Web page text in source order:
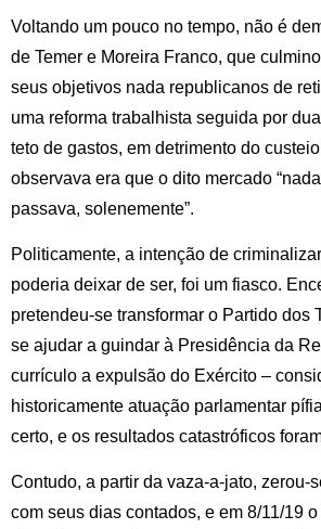
Voltando um pouco no tempo, não é
de Temer e Moreira Franco, que
seus objetivos nada republicanos de
uma reforma trabalhista seguida por
teto de gastos, em detrimento do
observava era que o dito mercado
passava, solenemente”.
Politicamente, a intenção de
poderia deixar de ser, foi um fiasco.
pretendeu-se transformar o Partido
se ajudar a guindar à Presidência da
currículo a expulsão do Exército –
historicamente atuação parlamentar
certo, e os resultados catastróficos
Contudo, a partir da vaza-a-jato, zerou-
com seus dias contados, e em 8/11/19